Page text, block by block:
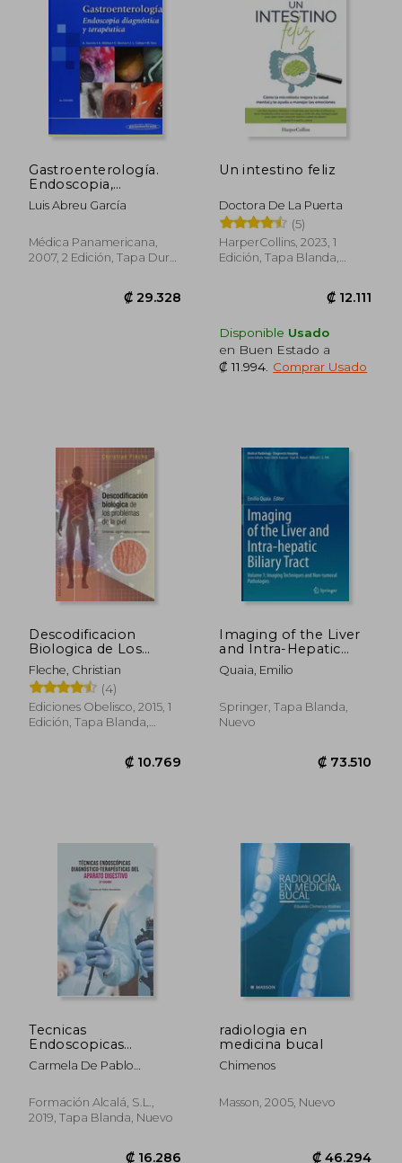
₡ 40.866
Gastroenterología.
Endoscopia,
Diagnóstico y
Terapéutica.
Luis Abreu García
Médica Panamericana,
2007, 2 Edición, Tapa Dura,
₡ 29.328
Un intestino feliz
Doctora De La Puerta
(5)
HarperCollins, 2023, 1
Edición, Tapa Blanda,
Disponible Usado
en Buen Estado a
₡ 11.994 Comprar Usado
Descodificacion
Biologica de Los
Problemas de Piel
Fleche, Christian
(4)
Ediciones Obelisco, 2015, 1
Edición, Tapa Blanda,
₡ 10.769
Imaging of the Liver
and Intra-Hepatic
Biliary Tract: Volume
1: Imaging
Tumoral Pathologies
(en Inglés)
Quaia, Emilio
Springer, Tapa Blanda,
Nuevo
Tecnicas
Endoscopicas
Diagnostico-
Terapeuticas del
Edición
Carmela De Pablo
Formación Alcalá, S.L.,
2019, Tapa Blanda, Nuevo
radiologia en
medicina bucal
Chimenos
Masson, 2005, Nuevo